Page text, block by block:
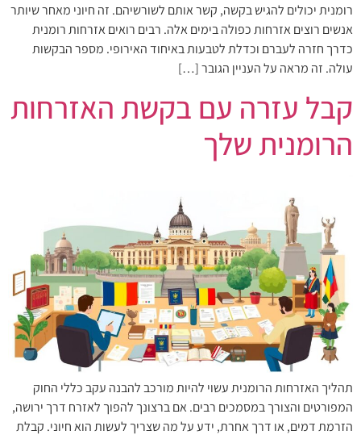
רומנית יכולים להגיש בקשה, קשר אותם לשורשיהם. זה חיוני מאחר שיותר
אנשים רוצים אזרחות כפולה בימים אלה. רבים רואים אזרחות רומנית
כדרך חזרה לעברם וכדלת לטבעות באיחוד האירופי. מספר הבקשות
עולה. זה מראה על העניין הגובר […]
קבל עזרה עם בקשת האזרחות
הרומנית שלך
תהליך האזרחות הרומנית עשוי להיות מורכב להבנה עקב כללי החוק
המפורטים והצורך במסמכים רבים. אם ברצונך להפוך לאזרח דרך ירושה,
הזרמת דמים, או דרך אחרת, ידע על מה שצריך לעשות הוא חיוני. קבלת